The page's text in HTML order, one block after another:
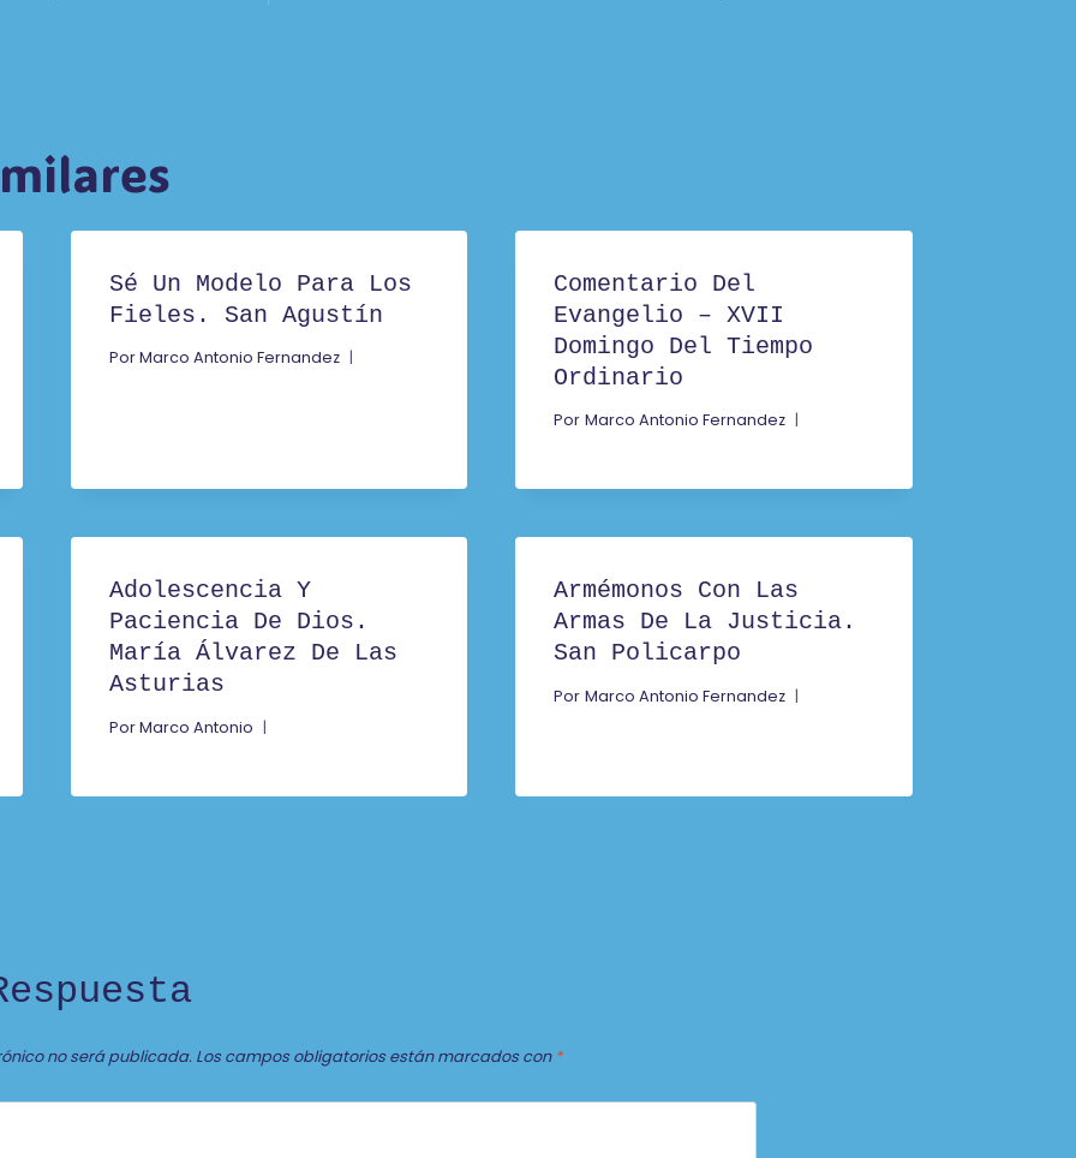
Sé Un Modelo Para Los
Fieles. San Agustín
PorMarco Antonio Fernandez
Comentario Del
Evangelio – XVII
Domingo Del Tiempo
Ordinario
Por Marco Antonio Fernandez
Adolescencia Y
Paciencia De Dios.
María Álvarez De Las
Asturias
PorMarco Antonio
Armémonos Con Las
Armas De La Justicia.
San Policarpo
Por Marco Antonio Fernandez
no será publicada. Los campos obligatorios están marcados con *